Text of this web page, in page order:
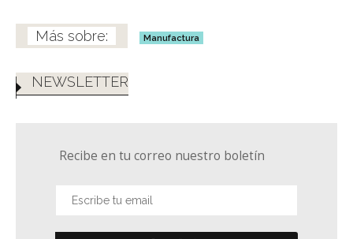
Manufactura
NEWSLETTER
Recibe en tu correo nuestro boletín